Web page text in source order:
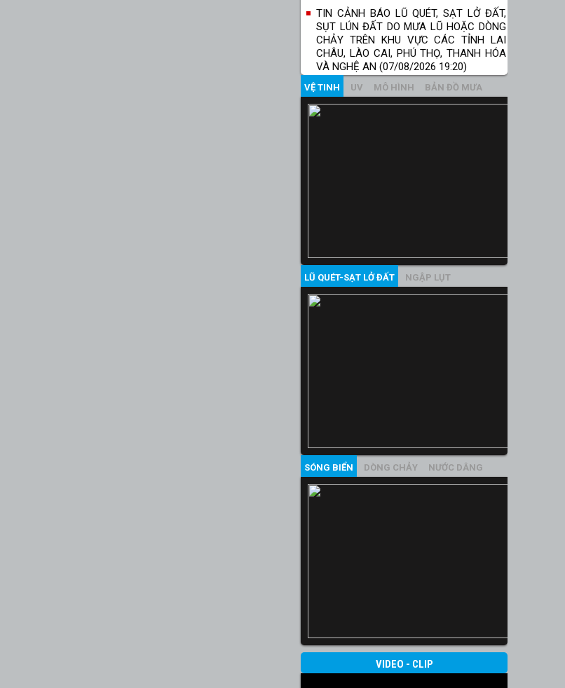
TIN CẢNH BÁO LŨ QUÉT, SẠT LỞ ĐẤT,
SỤT LÚN ĐẤT DO MƯA LŨ HOẶC DÒNG
CHẢY TRÊN KHU VỰC CÁC TỈNH LAI
CHÂU, LÀO CAI, PHÚ THỌ, THANH HÓA
VÀ NGHỆ AN (07/08/2026 19:20)
VỆ TINH UV MÔ HÌNH BẢN ĐỒ MƯA
LŨ QUÉT-SẠT LỞ ĐẤT NGẬP LỤT
SÓNG BIỂN DÒNG CHẢY NƯỚC DÂNG
VIDEO - CLIP